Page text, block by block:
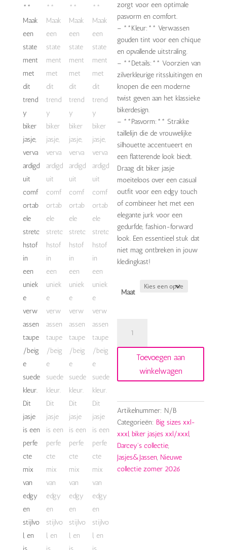
zorgt voor een optimale
pasvorm en comfort.
– **Kleur:** Verwassen
gouden tint voor een chique
en opvallende uitstraling.
– **Details:** Voorzien van
zilverkleurige ritssluitingen en
knopen die een moderne
twist geven aan het klassieke
bikerdesign.
– **Pasvorm:** Strakke
taillelijn die de vrouwelijke
silhouette accentueert en
een flatterende look biedt.
Draag dit biker jasje
moeiteloos over een casual
outfit voor een edgy touch
of combineer het met een
elegante jurk voor een
gedurfde, fashion-forward
look. Een essentieel stuk dat
niet mag ontbreken in jouw
kledingkast!
Maat
suede
XXL
Toevoegen aan
winkelwagen
Artikelnummer: N/B
Categorieën: Big sizes xxl-
xxxl, biker jasjes xxl/xxxl,
Darcey's collectie,
Jasjes&Jassen, Nieuwe
collectie zomer 2026